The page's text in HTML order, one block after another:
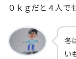
０ｋｇだと４人で
冬
い